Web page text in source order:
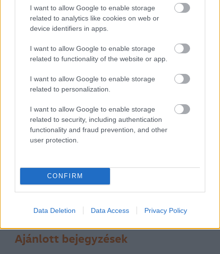
I want to allow Google to enable storage
related to analytics like cookies on web or
device identifiers in apps.
I want to allow Google to enable storage
related to functionality of the website or app.
I want to allow Google to enable storage
related to personalization.
I want to allow Google to enable storage
related to security, including authentication
functionality and fraud prevention, and other
user protection.
CONFIRM
Data Deletion Data Access Privacy Policy
Kommentek
A hozzászólások avonatkozó jogszabályokértelmében felhasználói
tartalomnak minősülnek, értük aszolgáltatás technikaiüzemeltetője
semmilyen felelősséget nem vállal, azokat nem ellenőrzi. Kifogás esetén
forduljon a blog szerkesztőjéhez. Részletek aFelhasználási feltételekben
adatvédelmi tájékoztatóban
Ajánlott bejegyzések